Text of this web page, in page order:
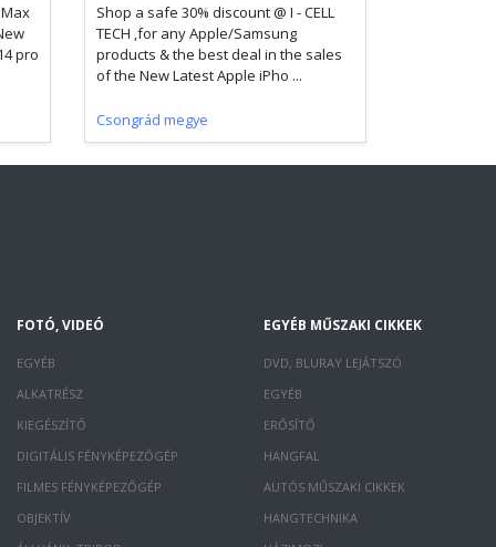
pro
Shop a safe 30% discount @ I - CELL
TECH ,for any Apple/Samsung
products & the best deal in the sales
of the New Latest Apple iPho ...
Csongrád megye
FOTÓ, VIDEÓ
EGYÉB
ALKATRÉSZ
KIEGÉSZÍTŐ
DIGITÁLIS FÉNYKÉPEZŐGÉP
FILMES FÉNYKÉPEZŐGÉP
OBJEKTÍV
EGYÉB MŰSZAKI CIKKEK
DVD, BLURAY LEJÁTSZÓ
EGYÉB
ERŐSÍTŐ
HANGFAL
AUTÓS MŰSZAKI CIKKEK
HANGTECHNIKA